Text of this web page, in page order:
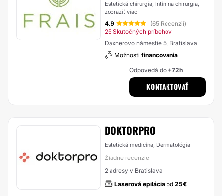
Estetická chirurgia, Intímna chirurgia,
zobraziť viac
4.9 (65 Recenzií)·
25 Skutočných príbehov
Daxnerovo námestie 5, Bratislava
Možnosti financovania
Odpovedá do +72h
KONTAKTOVAŤ
DOKTORPRO
Estetická medicína, Dermatológia
Žiadne recenzie
2 adresy v Bratislava
Laserová epilácia od 25€